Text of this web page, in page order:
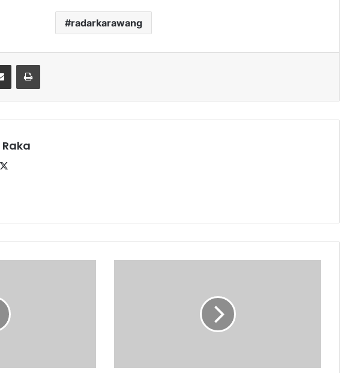
radarkarawang
Share via Email Print
Facebook